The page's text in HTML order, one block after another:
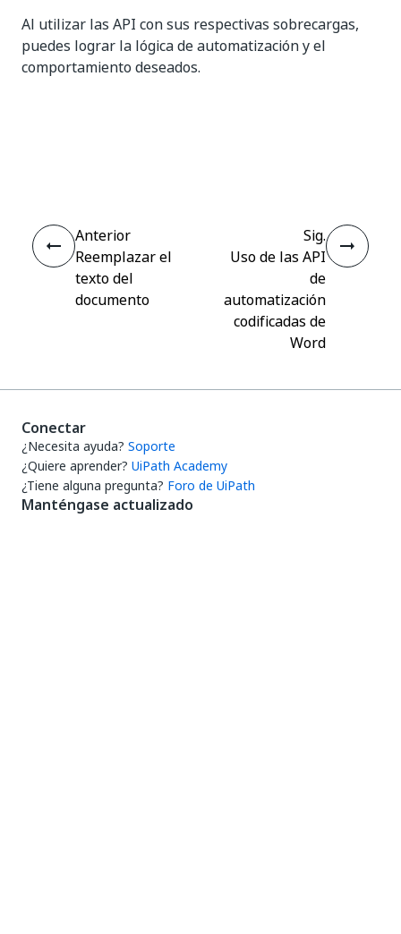
Al utilizar las API con sus respectivas sobrecargas,
puedes lograr la lógica de automatización y el
comportamiento deseados.
Anterior
Reemplazar el
texto del
documento
Sig.
Uso de las API
de
automatización
codificadas de
Word
Conectar
¿Necesita ayuda? Soporte
¿Quiere aprender? UiPath Academy
¿Tiene alguna pregunta? Foro de UiPath
Manténgase actualizado